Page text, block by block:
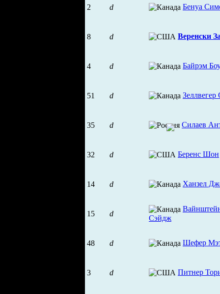
2 d Бенуа
8 d Веренски
4 d Байрэм
51 d Зеллвегер
35 d Силаев
32 d Беренс Шон
14 d Ханзел
15 d
Сэйдж
48 d Шефер
3 d Питнер